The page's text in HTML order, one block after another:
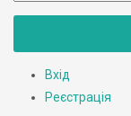
Вхід
Реєстрація